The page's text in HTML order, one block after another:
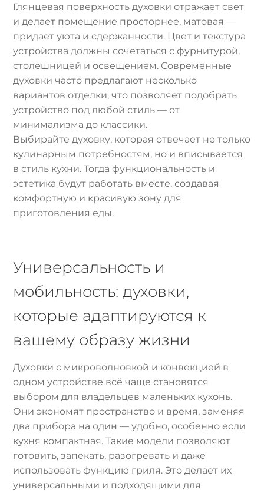
Глянцевая поверхность духовки отражает свет
и делает помещение просторнее, матовая —
придает уюта и сдержанности. Цвет и текстура
устройства должны сочетаться с фурнитурой,
столешницей и освещением. Современные
духовки часто предлагают несколько
вариантов отделки, что позволяет подобрать
устройство под любой стиль — от
минимализма до классики.
Выбирайте духовку, которая отвечает не только
кулинарным потребностям, но и вписывается
в стиль кухни. Тогда функциональность и
эстетика будут работать вместе, создавая
комфортную и красивую зону для
приготовления еды.
Универсальность и
мобильность: духовки,
которые адаптируются к
вашему образу жизни
Духовки с микроволновкой и конвекцией в
одном устройстве всё чаще становятся
выбором для владельцев маленьких кухонь.
Они экономят пространство и время, заменяя
два прибора на один — удобно, особенно если
кухня компактная. Такие модели позволяют
готовить, запекать, разогревать и даже
использовать функцию гриля. Это делает их
универсальными и подходящими для